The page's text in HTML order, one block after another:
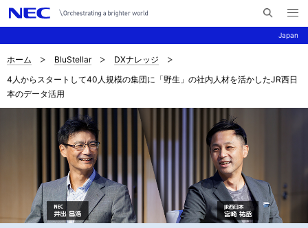
Japan
イ
検
メ
ニ
ュ
く
ナ
ビ
ゲ
サ
イ
ホーム BluStellar
DXナレッジ
4人からスタートして40人規模の集団に「野生」の社内人材を活かしたJR西日
本のデータ活用